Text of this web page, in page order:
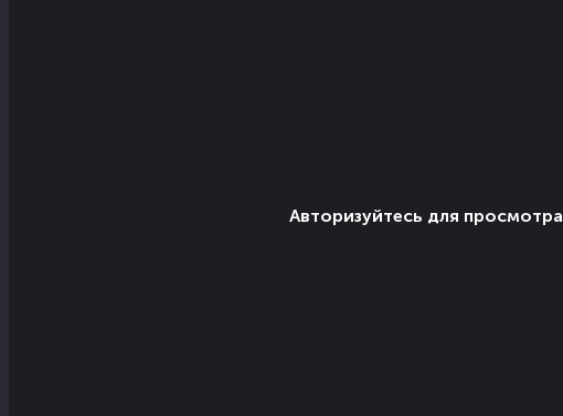
Авторизуйтесь для просмотра